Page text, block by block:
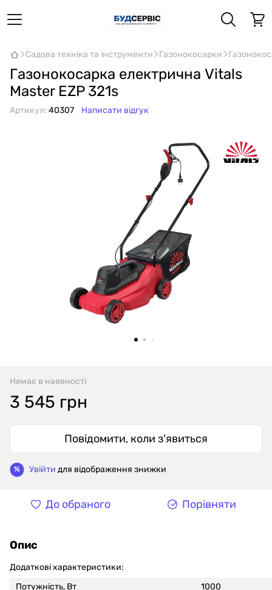
Садова техніка та інструменти Газонокосарки
Газонокосарка електрична Vitals
Master EZP 321s
Артикул: 40307 Написати відгук
Немає в наявності
3 545 грн
Повідомити, коли з'явиться
% Увійти для відображення знижки
До обраного Порівняти
Опис
Додаткові характеристики:
Потужність, Вт
1000